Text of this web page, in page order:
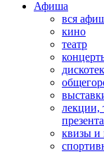
Афиша
вся
кино
театр
лекции,
квизы и